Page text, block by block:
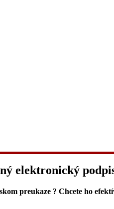
elektronický
preukaze ? Chcete ho